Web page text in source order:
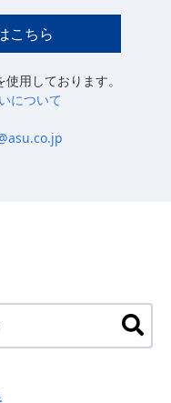
こちら
用しております。
について